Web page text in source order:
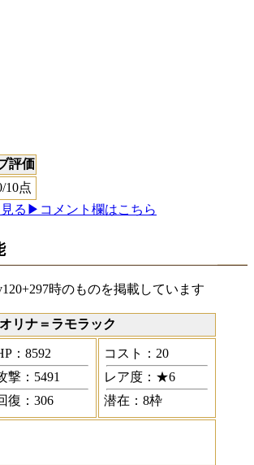
評価
/10点
る ▶コメント欄はこちら
時のものを掲載しています
オリナ＝ラモラック
：8592
撃：5491
復：306
コスト：20
レア度：★6
潜在：8枠